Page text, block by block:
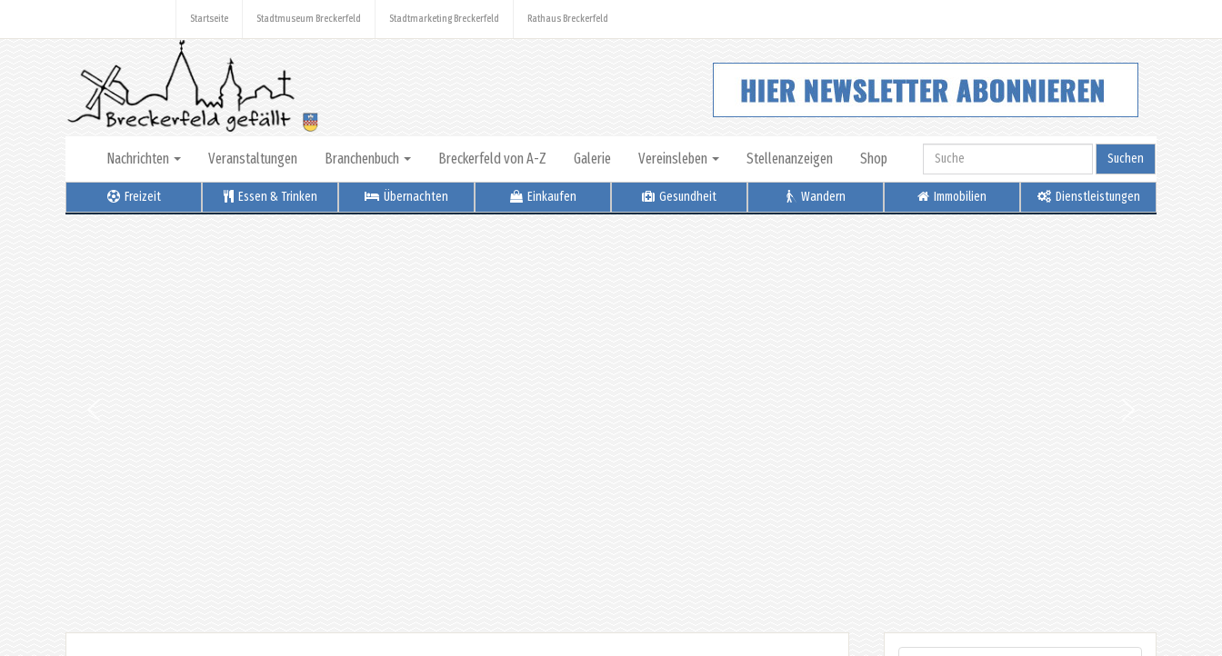
Startseite Stadtmuseum Breckerfeld Stadtmarketing Breckerfeld Rathaus Breckerfeld
Nachrichten Veranstaltungen Branchenbuch Breckerfeld von A-Z Galerie Vereinsleben Stellenanzeigen Shop Suchen
Freizeit Essen & Trinken Übernachten Einkaufen Gesundheit Wandern Immobilien Dienstleistungen